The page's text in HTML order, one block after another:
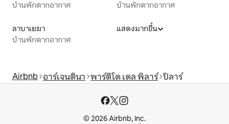
บ้านพักตากอากาศ
บ้านพักตากอากาศ
ลาบาเยฆา
บ้านพักตากอากาศ
แสดงมากขึ้น
Airbnb อาร์เจนตินา พาร์ติโด เดล พิลาร์ ปิลาร์
© 2026 Airbnb, Inc.